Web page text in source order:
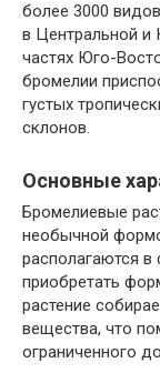
более 3000
в Центральной
частях Юго-
бромелии
густых
склонов.
Основные
Бромелиевые
необычной
располагаются
приобретать
растение
вещества, что
ограниченного